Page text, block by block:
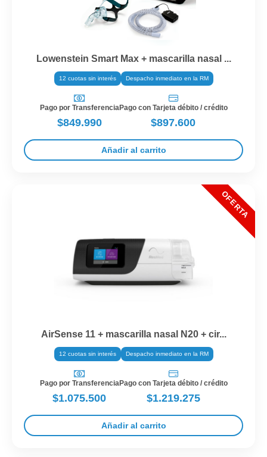
Lowenstein Smart Max + mascarilla nasal ...
12 cuotas sin interés Despacho inmediato en la RM
Pago por Transferencia
$849.990
Pago con Tarjeta débito / crédito
$897.600
Añadir al carrito
AirSense 11 + mascarilla nasal N20 + cir...
12 cuotas sin interés Despacho inmediato en la RM
Pago por Transferencia
$1.075.500
Pago con Tarjeta débito / crédito
$1.219.275
Añadir al carrito